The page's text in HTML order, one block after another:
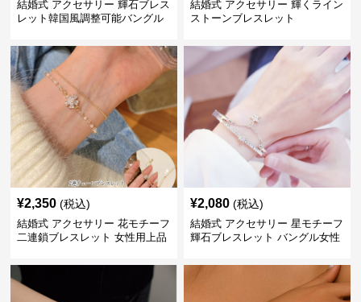
結婚式 アクセサリー 輝石ブレス
レット韓国風調整可能バングル
結婚式 アクセサリー 輝くライン
ストーンブレスレット
¥2,350 (税込)
結婚式 アクセサリー 花モチーフ
二連鎖ブレスレット 女性用上品
¥2,080 (税込)
結婚式 アクセサリー 星モチーフ
輝石ブレスレット バングル女性